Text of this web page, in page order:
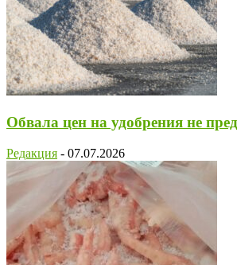
Обвала цен на удобрения не
Редакция - 07.07.2026